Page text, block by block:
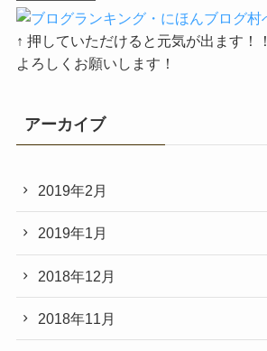
↑ 押していただけると元気が出ます！！
よろしくお願いします！
アーカイブ
2019年2月
2019年1月
2018年12月
2018年11月